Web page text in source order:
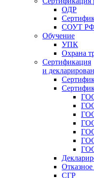
ОДР
СОУТ РФ
Обучение
УПК
Охрана
Сертификация
и
СГР